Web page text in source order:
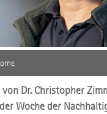
Dr. Christopher
Woche der